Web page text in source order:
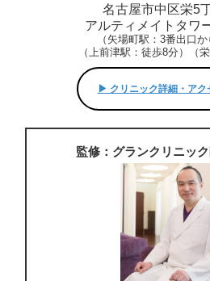
名古屋市中区栄5
アルティメイトタワ
（矢場町駅：3番出口か
（上前津駅：徒歩8分）（
▶︎ クリニック詳細・アク
監修：グランクリニッ